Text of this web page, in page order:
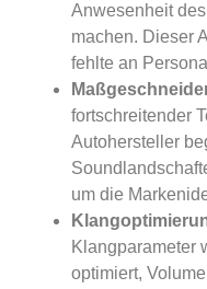
Anwesenheit
machen. Dieser
fehlte an
fortschreitender
Autohersteller
um die
Klangparameter
optimiert,